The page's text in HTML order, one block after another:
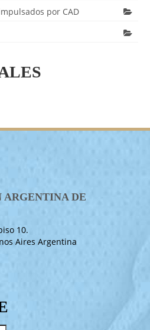
por CAD
ARGENTINA DE
10.
Aires Argentina